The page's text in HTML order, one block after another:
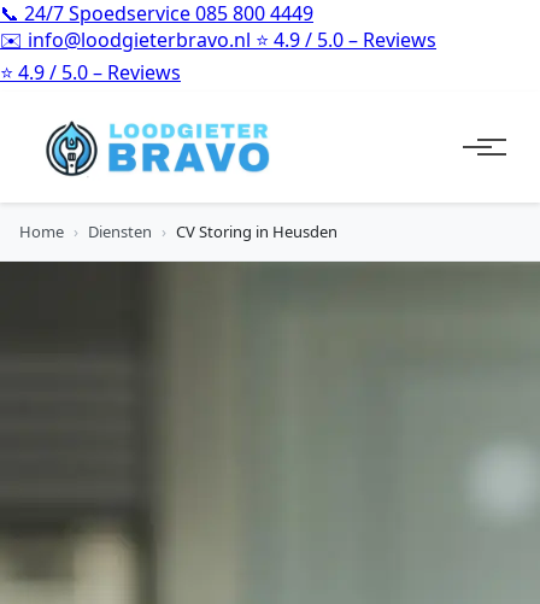
📞 24/7 Spoedservice085 800 4449
✉️ info@loodgieterbravo.nl ⭐ 4.9 / 5.0 – Reviews
⭐ 4.9 / 5.0 – Reviews
Home › Diensten › CV Storing in Heusden